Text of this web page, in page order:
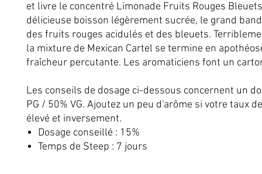
et livre le concentré Limonade Fruits Rouges
délicieuse boisson légèrement sucrée, le grand
des fruits rouges acidulés et des bleuets.
la mixture de Mexican Cartel se termine en
fraîcheur percutante. Les aromaticiens font un
Les conseils de dosage ci-dessous concernent un
PG / 50% VG. Ajoutez un peu d'arôme si votre taux
élevé et inversement.
Dosage conseillé : 15%
Temps de Steep : 7 jours